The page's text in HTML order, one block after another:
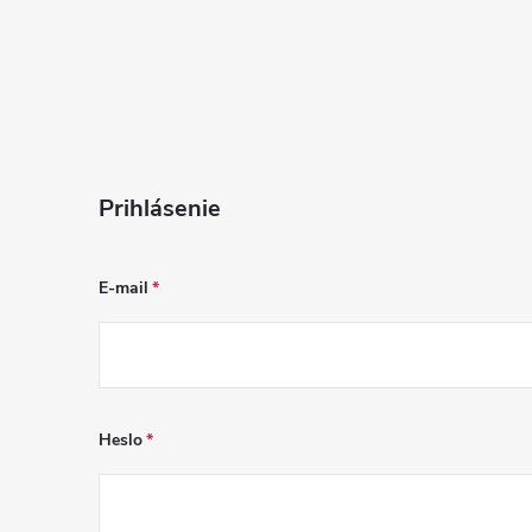
Prihlásenie
E-mail
Heslo